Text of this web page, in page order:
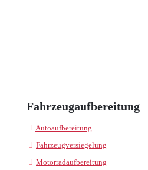
Fahrzeugaufbereitung
Autoaufbereitung
Fahrzeugversiegelung
Motorradaufbereitung